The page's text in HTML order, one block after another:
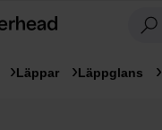
Läppar Läppglans